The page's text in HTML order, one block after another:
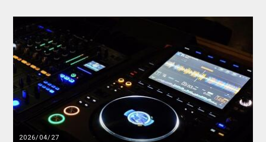
2026/04/27